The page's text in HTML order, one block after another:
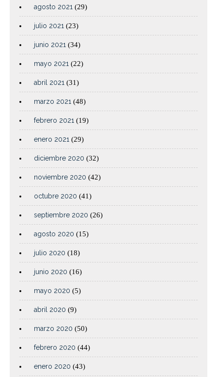
agosto 2021 (29)
julio 2021 (23)
junio 2021 (34)
mayo 2021 (22)
abril 2021 (31)
marzo 2021 (48)
febrero 2021 (19)
enero 2021 (29)
diciembre 2020 (32)
noviembre 2020 (42)
octubre 2020 (41)
septiembre 2020 (26)
agosto 2020 (15)
julio 2020 (18)
junio 2020 (16)
mayo 2020 (5)
abril 2020 (9)
marzo 2020 (50)
febrero 2020 (44)
enero 2020 (43)